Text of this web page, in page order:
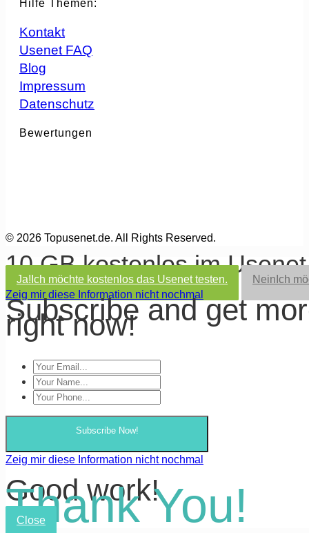
Hilfe Themen:
Kontakt
Usenet FAQ
Blog
Impressum
Datenschutz
Bewertungen
© 2026 Topusenet.de. All Rights Reserved.
10 GB kostenlos im
Ja! Ich möchte kostenlos das Usenet testen. Nein Ich
Zeig mir diese Information nicht nochmal
Subscribe and get
right now!
Subscribe Now!
Zeig mir diese Information nicht nochmal
Good work!
Thank You!
Close